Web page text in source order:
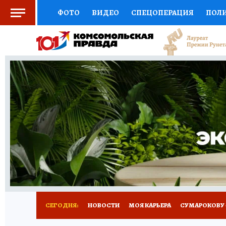
ФОТО ВИДЕО СПЕЦОПЕРАЦИЯ
СОЦПОДДЕРЖКА НАУКА АФИША
ВЫБОР ЭКСПЕРТОВ ДОКТОР
КНИЖНАЯ ПОЛКА ПРОГНОЗЫ НА СПОРТ
ПРЕСС-ЦЕНТР НЕДВИЖИМОСТЬ
РАДИО КП РЕКЛАМА ТЕСТЫ НОВОЕ
СЕГОДНЯ: НОВОСТИ МОЯ КАРЬЕРА СУМАРОКОВУ